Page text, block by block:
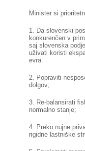
Minister si
1. Da slovenski
konkurenčen v
saj slovenska
uživati koristi
evra.
2. Popraviti
dolgov;
3. Re-balansirati
normalno stanje;
4. Preko nujne
rigidne lastniške